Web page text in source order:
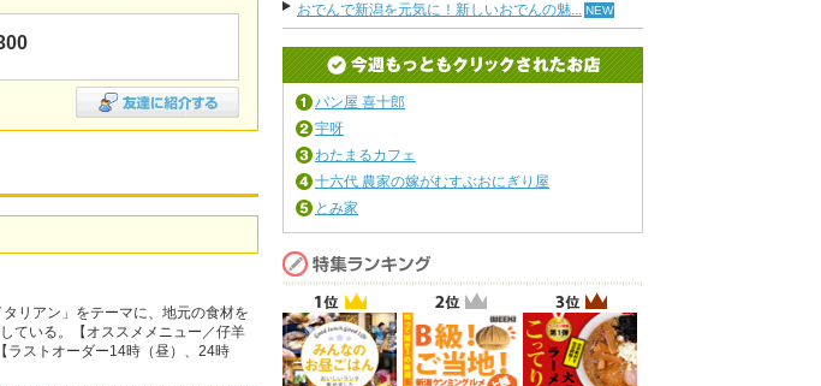
リアン」をテーマに、地元の食材を
ている。【オススメメニュー／仔羊
ラストオーダー14時（昼）、24時
おでんで新潟を元気に！新しいおでんの魅...
パン屋 喜十郎
宇呀
わたまるカフェ
十六代 農家の嫁がむすぶおにぎり屋
とみ家